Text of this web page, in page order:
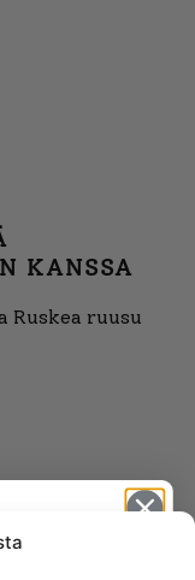
KANSSA
Ruskea ruusu